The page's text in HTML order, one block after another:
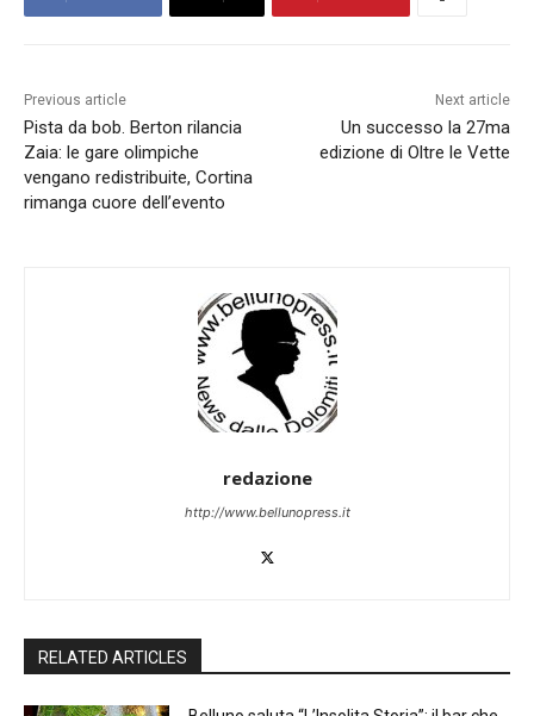
Previous article
Pista da bob. Berton rilancia
Zaia: le gare olimpiche
vengano redistribuite, Cortina
rimanga cuore dell’evento
Next article
Un successo la 27ma
edizione di Oltre le Vette
redazione
http://www.bellunopress.it
RELATED ARTICLES